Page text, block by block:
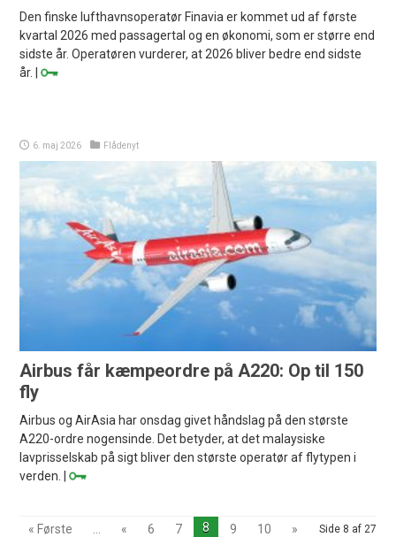
Den finske lufthavnsoperatør Finavia er kommet ud af første
kvartal 2026 med passagertal og en økonomi, som er større end
sidste år. Operatøren vurderer, at 2026 bliver bedre end sidste
år. |
6. maj 2026 Flådenyt
Airbus får kæmpeordre på A220: Op til 150
fly
Airbus og AirAsia har onsdag givet håndslag på den største
A220-ordre nogensinde. Det betyder, at det malaysiske
lavprisselskab på sigt bliver den største operatør af flytypen i
verden. |
Side 8 af 27
« Første « 6 7 8 9 10
»